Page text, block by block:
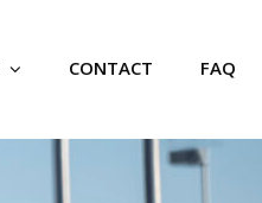
CONTACT FAQ